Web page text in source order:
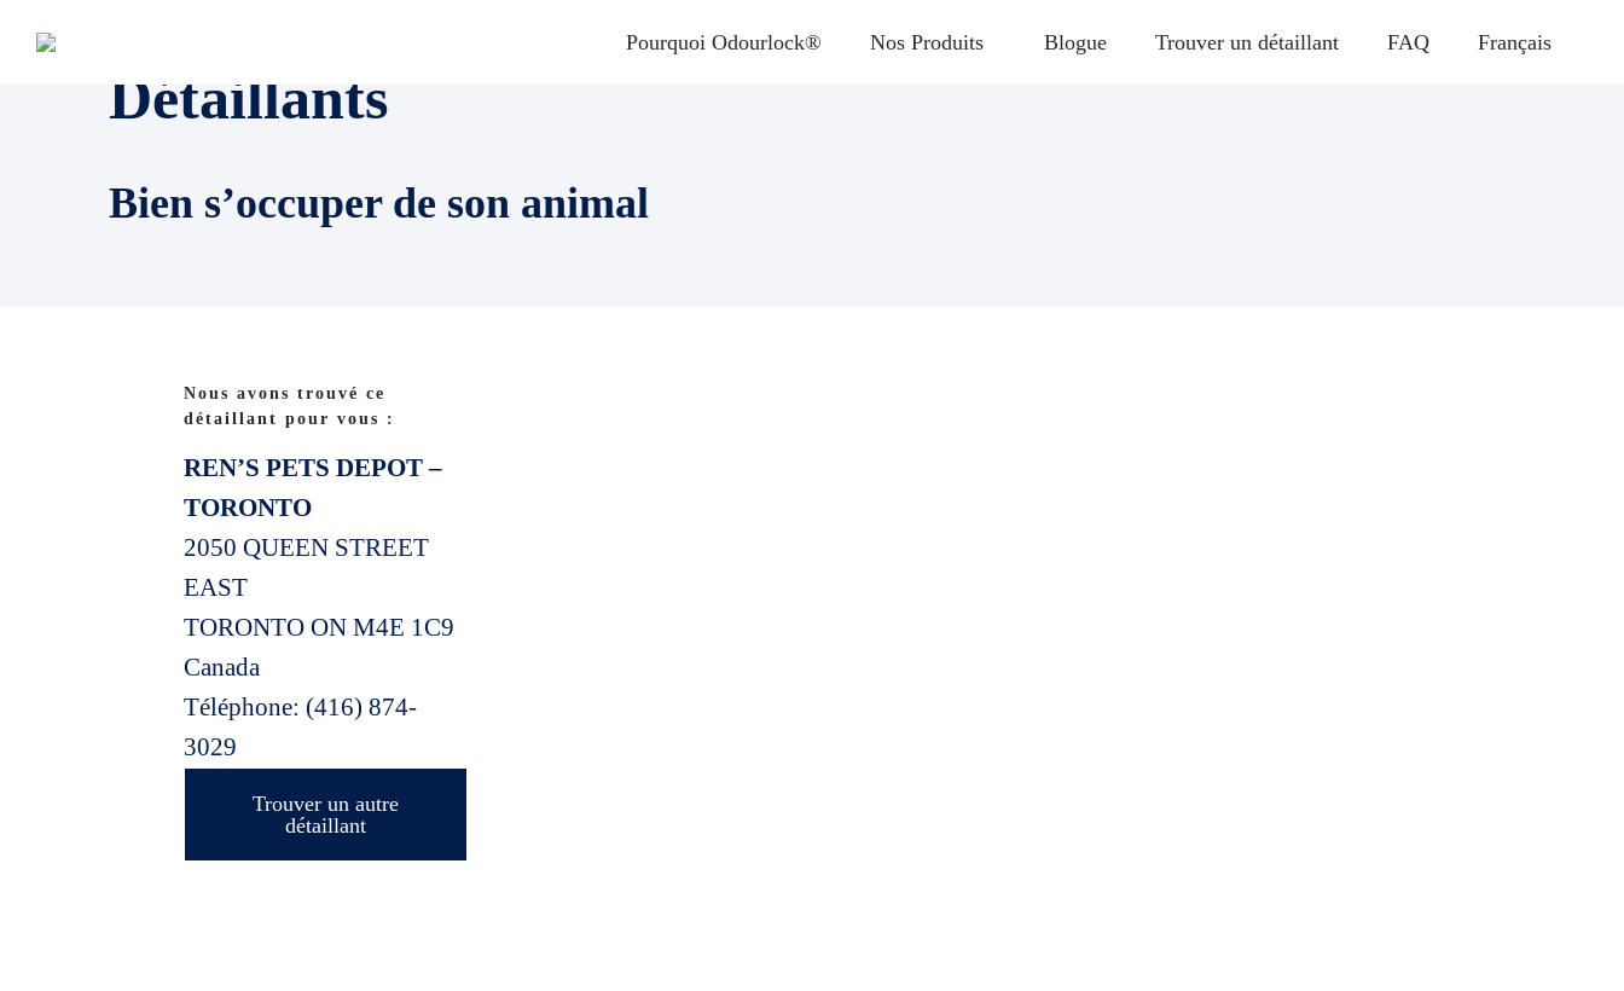
Pourquoi Odourlock® Nos Produits Blogue Trouver un détaillant FAQ Français
Détaillants
Bien s’occuper de son animal
Nous avons trouvé ce
détaillant pour vous :
REN’S PETS DEPOT –
TORONTO
2050 QUEEN STREET
EAST
TORONTO ON M4E 1C9
Canada
Téléphone: (416) 874-
3029
Trouver un autre
détaillant